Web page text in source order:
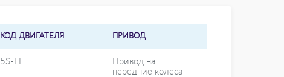
КОД ДВИГАТЕЛЯ ПРИВОД
5S-FE
Привод на
передние колеса